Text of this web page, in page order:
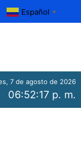
Español ▼
7 de agosto de 2026
06:52:17 p. m.